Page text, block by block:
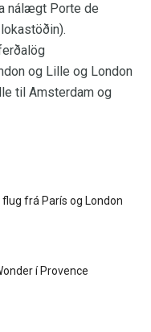
nálægt Porte de
og Lille og London
til Amsterdam og
frá París og London
í Provence